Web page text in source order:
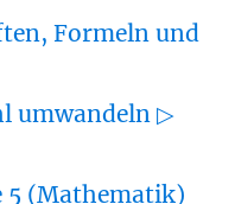
Formeln und
umwandeln ▷
5 (Mathematik)